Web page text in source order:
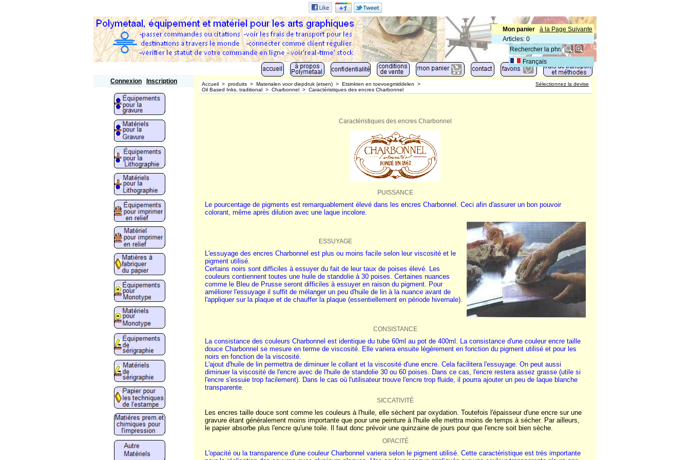
à la Page Suivante
Mon panier
Articles: 0
Français
Connexion Inscription Accueil > produits > Materialen voor diepdruk (etsen) > Etsinkten en toevoegmiddelen >
Oil Based Inks, traditional > Charbonnel > Caractéristiques des encres Charbonnel
Sélectionnez la devise
Caractéristiques des encres Charbonnel
PUISSANCE
Le pourcentage de pigments est remarquablement élevé dans les encres Charbonnel. Ceci afin d'assurer un bon pouvoir
colorant, même après dilution avec une laque incolore.
ESSUYAGE
L'essuyage des encres Charbonnel est plus ou moins facile selon leur viscosité et le
pigment utilisé.
Certains noirs sont difficiles à essuyer du fait de leur taux de poises élevé. Les
couleurs contiennent toutes une huile de standolie à 30 poises. Certaines nuances
comme le Bleu de Prusse seront difficiles à essuyer en raison du pigment. Pour
améliorer l'essuyage il suffit de mélanger un peu d'huile de lin à la nuance avant de
l'appliquer sur la plaque et de chauffer la plaque (essentiellement en période hivernale).
CONSISTANCE
La consistance des couleurs Charbonnel est identique du tube 60ml au pot de 400ml. La consistance d'une couleur encre taille
douce Charbonnel se mesure en terme de viscosité. Elle variera ensuite légèrement en fonction du pigment utilisé et pour les
noirs en fonction de la viscosité.
L'ajout d'huile de lin permettra de diminuer le collant et la viscosité d'une encre. Cela facilitera l'essuyage. On peut aussi
diminuer la viscosité de l'encre avec de l'huile de standolie 30 ou 60 poises. Dans ce cas, l'encre restera assez grasse (utile si
l'encre s'essuie trop facilement). Dans le cas où l'utilisateur trouve l'encre trop fluide, il pourra ajouter un peu de laque blanche
transparente.
SICCATIVITÉ
Les encres taille douce sont comme les couleurs à l'huile, elle sèchent par oxydation. Toutefois l'épaisseur d'une encre sur une
gravure étant généralement moins importante que pour une peinture à l'huile elle mettra moins de temps à sécher. Par ailleurs,
le papier absorbe plus l'encre qu'une toile. Il faut donc prévoir une quinzaine de jours pour que l'encre soit bien sèche.
OPACITÉ
L'opacité ou la transparence d'une couleur Charbonnel variera selon le pigment utilisé. Cette caractéristique est très importante